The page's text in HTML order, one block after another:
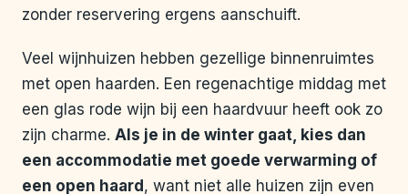
zonder reservering ergens aanschuift.
Veel wijnhuizen hebben gezellige binnenruimtes
met open haarden. Een regenachtige middag met
een glas rode wijn bij een haardvuur heeft ook zo
zijn charme. Als je in de winter gaat, kies dan
een accommodatie met goede verwarming of
een open haard , want niet alle huizen zijn even